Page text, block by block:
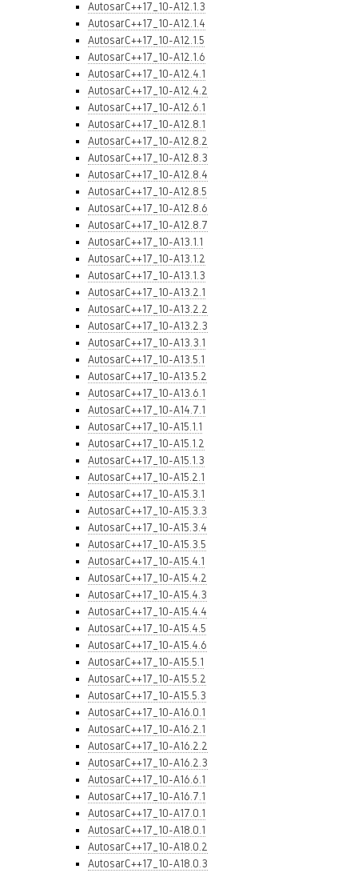
AutosarC++17_10-A12.1.3
AutosarC++17_10-A12.1.4
AutosarC++17_10-A12.1.5
AutosarC++17_10-A12.1.6
AutosarC++17_10-A12.4.1
AutosarC++17_10-A12.4.2
AutosarC++17_10-A12.6.1
AutosarC++17_10-A12.8.1
AutosarC++17_10-A12.8.2
AutosarC++17_10-A12.8.3
AutosarC++17_10-A12.8.4
AutosarC++17_10-A12.8.5
AutosarC++17_10-A12.8.6
AutosarC++17_10-A12.8.7
AutosarC++17_10-A13.1.1
AutosarC++17_10-A13.1.2
AutosarC++17_10-A13.1.3
AutosarC++17_10-A13.2.1
AutosarC++17_10-A13.2.2
AutosarC++17_10-A13.2.3
AutosarC++17_10-A13.3.1
AutosarC++17_10-A13.5.1
AutosarC++17_10-A13.5.2
AutosarC++17_10-A13.6.1
AutosarC++17_10-A14.7.1
AutosarC++17_10-A15.1.1
AutosarC++17_10-A15.1.2
AutosarC++17_10-A15.1.3
AutosarC++17_10-A15.2.1
AutosarC++17_10-A15.3.1
AutosarC++17_10-A15.3.3
AutosarC++17_10-A15.3.4
AutosarC++17_10-A15.3.5
AutosarC++17_10-A15.4.1
AutosarC++17_10-A15.4.2
AutosarC++17_10-A15.4.3
AutosarC++17_10-A15.4.4
AutosarC++17_10-A15.4.5
AutosarC++17_10-A15.4.6
AutosarC++17_10-A15.5.1
AutosarC++17_10-A15.5.2
AutosarC++17_10-A15.5.3
AutosarC++17_10-A16.0.1
AutosarC++17_10-A16.2.1
AutosarC++17_10-A16.2.2
AutosarC++17_10-A16.2.3
AutosarC++17_10-A16.6.1
AutosarC++17_10-A16.7.1
AutosarC++17_10-A17.0.1
AutosarC++17_10-A18.0.1
AutosarC++17_10-A18.0.2
AutosarC++17_10-A18.0.3